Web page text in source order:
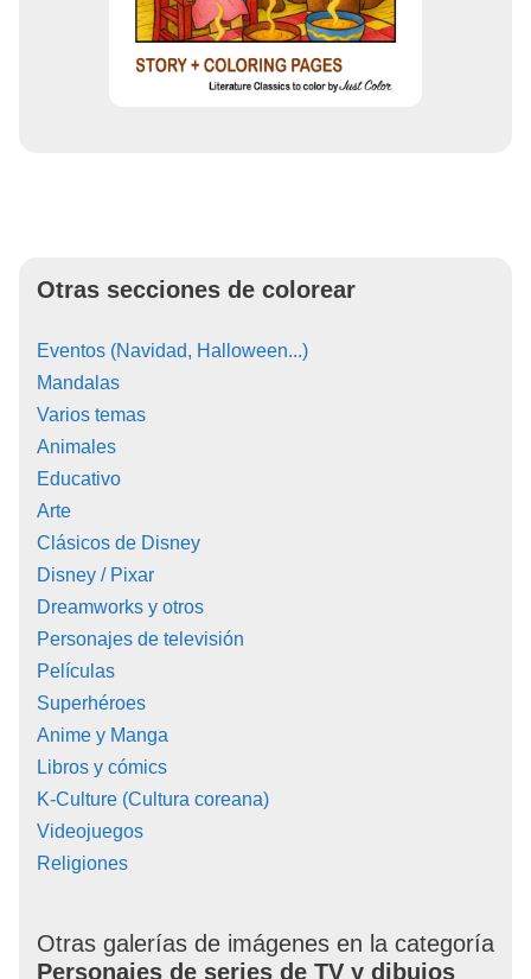
Otras secciones de colorear
Eventos (Navidad, Halloween...)
Mandalas
Varios temas
Animales
Educativo
Arte
Clásicos de Disney
Disney / Pixar
Dreamworks y otros
Personajes de televisión
Películas
Superhéroes
Anime y Manga
Libros y cómics
K-Culture (Cultura coreana)
Videojuegos
Religiones
Otras galerías de imágenes en la categoría
Personajes de series de TV y dibujos